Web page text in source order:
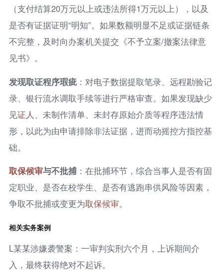
（支付结算20万元以上或违法所得1万元以上），以及
是否有证据证明“明知”。如果数额明显不足或证据链条
不完整，及时向办案机关提交《不予立案/撤案法律意
见书》。
发现取证程序瑕疵：对电子数据提取笔录、远程勘验记
录、银行流水调取手续等进行严格审查。如果发现缺少
见证人
、未制作清单、未封存原始介质等程序违法情
形，以此为由申请排除非法证据，进而动摇控方指控基
础。
取保候审与不批捕：在批捕环节，综合当事人是否有固
定职业、是否在校学生、是否有逃跑串供风险等因素，
争取不批捕或变更为取保候审。
相关实务案例
L某某涉嫌袭警案：一审判实刑六个月，上诉期间介
入，最终获得绝对不起诉。